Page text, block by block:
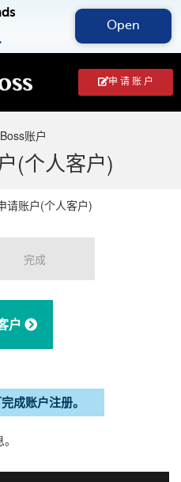
Open
申 请 账 户
账户
(个人客户)
请账户(个人客户)
完成
户
成账户注册。